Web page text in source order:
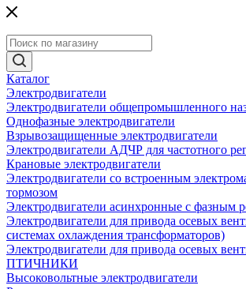
Каталог
Электродвигатели
Электродвигатели общепромышленного
Однофазные электродвигатели
Взрывозащищенные электродвигатели
Электродвигатели АДЧР для частотного
Крановые электродвигатели
Электродвигатели со встроенным
тормозом
Электродвигатели асинхронные с фазным
Электродвигатели для привода осевых
системах охлаждения трансформаторов)
Электродвигатели для привода осевых
ПТИЧНИКИ
Высоковольтные электродвигатели